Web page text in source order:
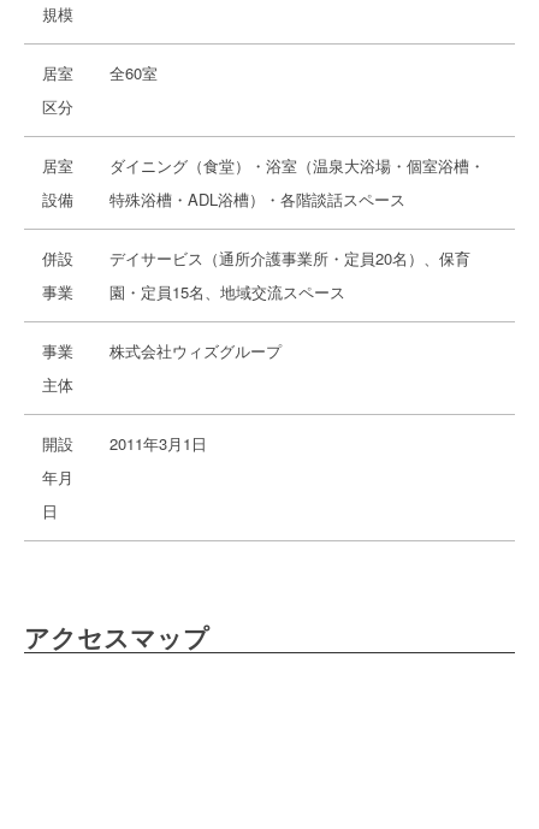
規模
居室
区分
全60室
居室
設備
ダイニング（食堂）・浴室（温泉大浴場・個室浴槽・
特殊浴槽・ADL浴槽）・各階談話スペース
併設
事業
デイサービス（通所介護事業所・定員20名）、保育
園・定員15名、地域交流スペース
事業
主体
株式会社ウィズグループ
開設
年月
日
2011年3月1日
アクセスマップ